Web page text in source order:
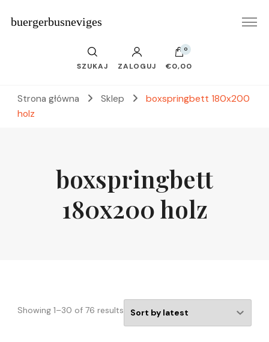
buergerbusneviges
SZUKAJ ZALOGUJ
0
€0,00
Strona główna Sklep
boxspringbett 180x200
holz
boxspringbett
180x200 holz
Showing 1–30 of 76 results